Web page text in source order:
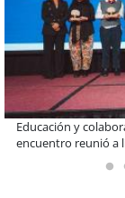
Claves para